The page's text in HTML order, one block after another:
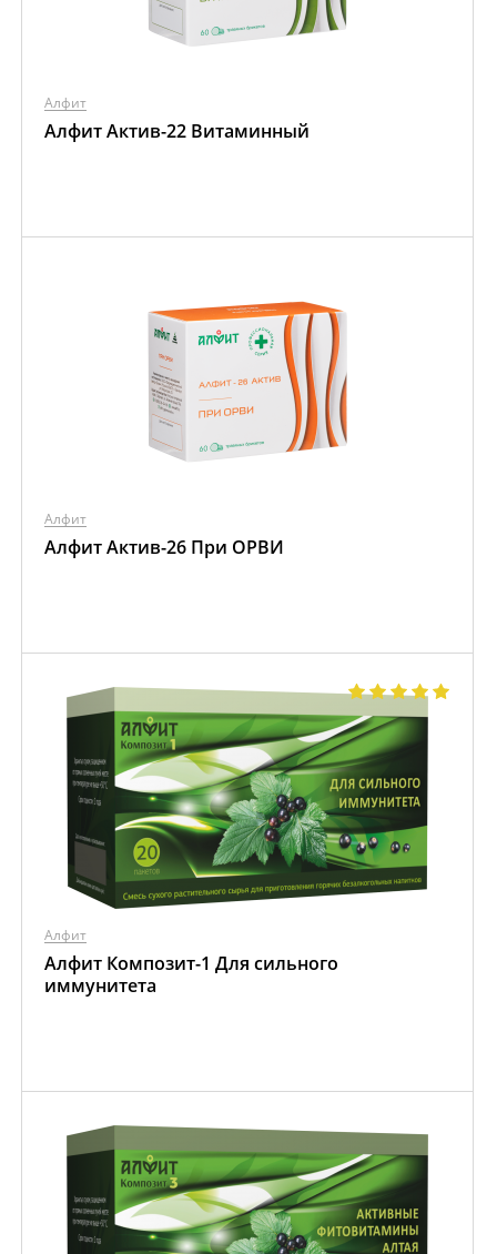
Алфит
Алфит Актив-22 Витаминный
Алфит
Алфит Актив-26 При ОРВИ
Алфит
Алфит Композит-1 Для сильного
иммунитета